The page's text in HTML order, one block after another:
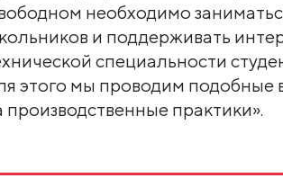
необходимо
и поддерживать
специальности
этого мы проводим подобные
производственные практики».